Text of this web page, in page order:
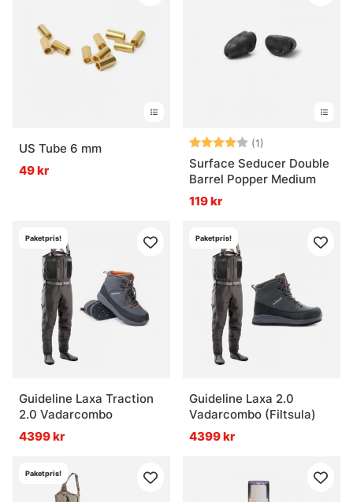
US Tube 6 mm
49 kr
Betyg: (1)
Surface Seducer Double
Barrel Popper Medium
119 kr
Paketpris!
Guideline Laxa Traction
2.0 Vadarcombo
4399 kr
Paketpris!
Guideline Laxa 2.0
Vadarcombo (Filtsula)
4399 kr
Paketpris!